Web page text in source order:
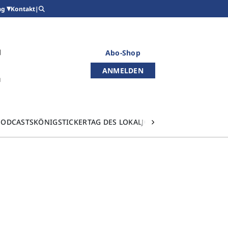
Kontakt|
Abo-Shop
ANMELDEN
KÖNIGSTICKERTAG DES LOKALJOURNALISMUS